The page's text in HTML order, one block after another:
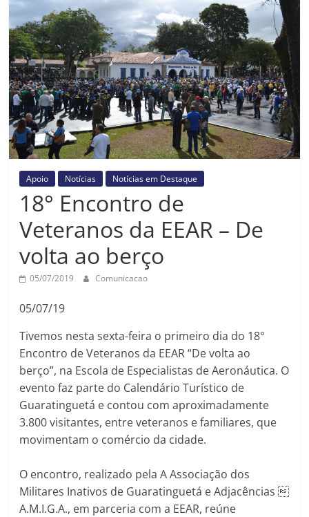
Prefeitura
Estância
Turística
Guaratinguetá
Apoio Notícias Notícias em Destaque
18° Encontro de
Veteranos da EEAR – De
volta ao berço
05/07/2019 Comunicacao
05/07/19
Tivemos nesta sexta-feira o primeiro dia do 18°
Encontro de Veteranos da EEAR “De volta ao
berço”, na Escola de Especialistas de Aeronáutica. O
evento faz parte do Calendário Turístico de
Guaratinguetá e contou com aproximadamente
3.800 visitantes, entre veteranos e familiares, que
movimentam o comércio da cidade.
O encontro, realizado pela A Associação dos
Militares Inativos de Guaratinguetá e Adjacências
A.M.I.G.A., em parceria com a EEAR, reúne